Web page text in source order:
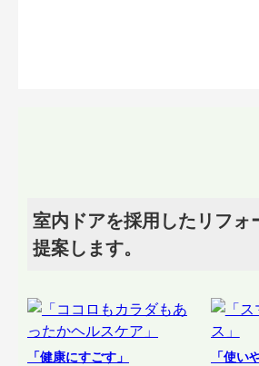
室内ドアを採用したリフォ
提案します。
「健康にすごす」 「使い